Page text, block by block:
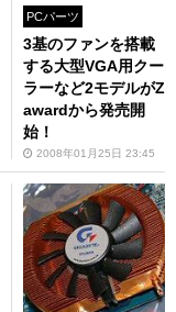
PCパーツ
3基のファンを搭載
する大型VGA用クー
ラーなど2モデルがZ
awardから発売開
始！
2008年01月25日 23:45